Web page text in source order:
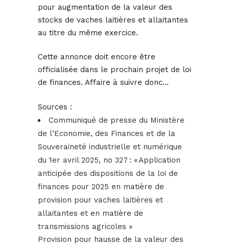
pour augmentation de la valeur des
stocks de vaches laitières et allaitantes
au titre du même exercice.
Cette annonce doit encore être
officialisée dans le prochain projet de loi
de finances. Affaire à suivre donc…
Sources :
Communiqué de presse du Ministère
de l’Economie, des Finances et de la
Souveraineté industrielle et numérique
du 1er avril 2025, no 327 : « Application
anticipée des dispositions de la loi de
finances pour 2025 en matière de
provision pour vaches laitières et
allaitantes et en matière de
transmissions agricoles »
Provision pour hausse de la valeur des